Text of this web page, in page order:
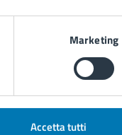
Marketing
Accetta tutti